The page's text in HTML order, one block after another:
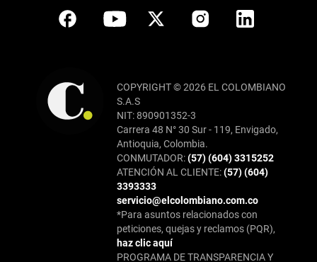
COPYRIGHT © 2026 EL COLOMBIANO
S.A.S
NIT: 890901352-3
Carrera 48 N° 30 Sur - 119, Envigado,
Antioquia, Colombia.
CONMUTADOR:(57) (604) 3315252
ATENCIÓN AL CLIENTE:(57) (604)
3393333
servicio@elcolombiano.com.co
*Para asuntos relacionados con
peticiones, quejas y reclamos (PQR),
haz clic aquí
PROGRAMA DE TRANSPARENCIA Y